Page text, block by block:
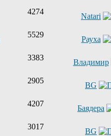
4274
Natari
5529
Рауха
3383
Владимир
2905
BG
4207
Баядера
3017
BG